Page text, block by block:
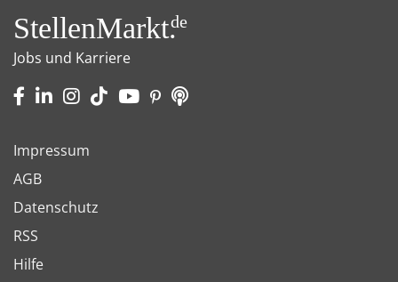
StellenMarkt.de
Jobs und Karriere
Impressum
AGB
Datenschutz
RSS
Hilfe